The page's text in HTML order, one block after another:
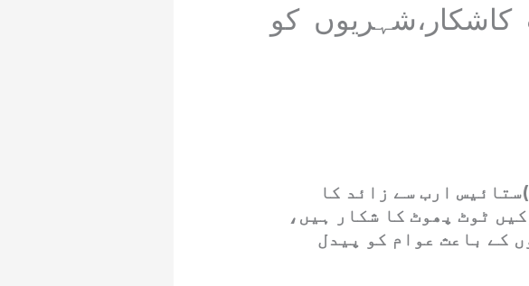
کو
ارب سے زائد کا
ٹوٹ پھوٹ کا شکار ہیں،
کے باعث عوام کو پیدل